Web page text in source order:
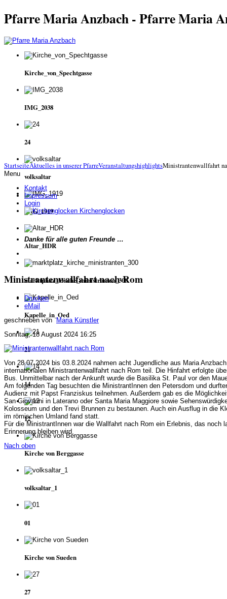
Pfarre Maria Anzbach - Pfarre Maria
Kirche_von_Spechtgasse
IMG_2038
24
volksaltar
IMG_1919
Altar_HDR
marktplatz_kirche_ministranten_300
Kapelle_in_Oed
21
14
12
Kirche von Berggasse
volksaltar_1
01
Kirche von Sueden
27
StartseiteAktuelles in unserer PfarreVeranstaltungshighlightsMinistrantenwallfahrt
Menu
Kontakt
Impressum
Login
Kirchenglocken
Danke für alle guten Freunde …
Ministrantenwallfahrt nach Rom
Drucken
eMail
geschrieben vonMaria Künstler
Sonntag, 18 August 2024 16:25
Von 28.07.2024 bis 03.8.2024 nahmen acht Jugendliche aus Maria
internationalen Ministrantenwallfahrt nach Rom teil. Die Hinfahrt erfolgte
Bus. Unmittelbar nach der Ankunft wurde die Basilika St. Paul vor den
Am folgenden Tag besuchten die MinistrantInnen den Petersdom und
Audienz mit Papst Franziskus teilnehmen. Außerdem gab es die
San Giovanni in Laterano oder Santa Maria Maggiore sowie
Kolosseum und den Trevi Brunnen zu bestaunen. Auch ein Ausflug in die
im römischen Umland fand statt.
Für die MinistrantInnen war die Wallfahrt nach Rom ein Erlebnis, das noch
Erinnerung bleiben wird.
Nach oben